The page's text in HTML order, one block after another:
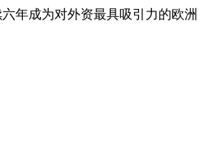
年成为对外资最具吸引力的欧洲